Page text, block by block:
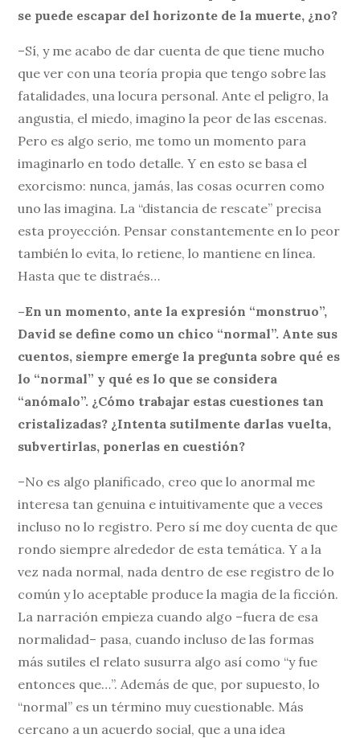
se puede escapar del horizonte de la muerte, ¿no?
–Sí, y me acabo de dar cuenta de que tiene mucho
que ver con una teoría propia que tengo sobre las
fatalidades, una locura personal. Ante el peligro, la
angustia, el miedo, imagino la peor de las escenas.
Pero es algo serio, me tomo un momento para
imaginarlo en todo detalle. Y en esto se basa el
exorcismo: nunca, jamás, las cosas ocurren como
uno las imagina. La “distancia de rescate” precisa
esta proyección. Pensar constantemente en lo peor
también lo evita, lo retiene, lo mantiene en línea.
Hasta que te distraés…
–En un momento, ante la expresión “monstruo”,
David se define como un chico “normal”. Ante sus
cuentos, siempre emerge la pregunta sobre qué es
lo “normal” y qué es lo que se considera
“anómalo”. ¿Cómo trabajar estas cuestiones tan
cristalizadas? ¿Intenta sutilmente darlas vuelta,
subvertirlas, ponerlas en cuestión?
–No es algo planificado, creo que lo anormal me
interesa tan genuina e intuitivamente que a veces
incluso no lo registro. Pero sí me doy cuenta de que
rondo siempre alrededor de esta temática. Y a la
vez nada normal, nada dentro de ese registro de lo
común y lo aceptable produce la magia de la ficción.
La narración empieza cuando algo –fuera de esa
normalidad– pasa, cuando incluso de las formas
más sutiles el relato susurra algo así como “y fue
entonces que…”. Además de que, por supuesto, lo
“normal” es un término muy cuestionable. Más
cercano a un acuerdo social, que a una idea